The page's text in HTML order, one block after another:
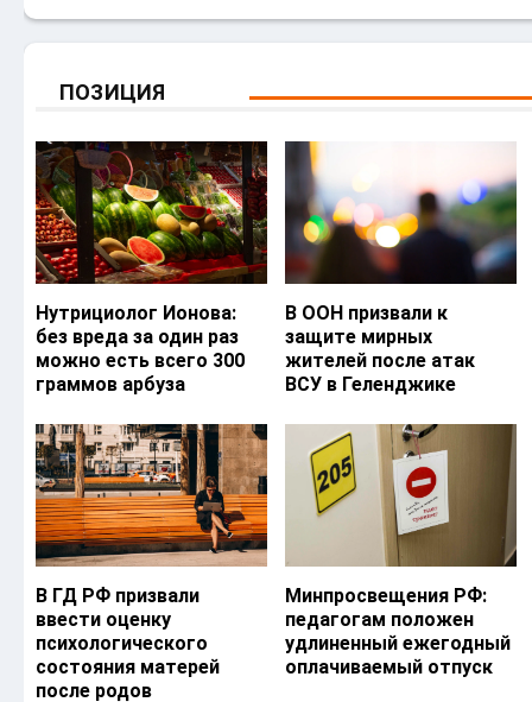
ПОЗИЦИЯ
Нутрициолог Ионова:
без вреда за один раз
можно есть всего 300
граммов арбуза
В ООН призвали к
защите мирных
жителей после атак
ВСУ в Геленджике
В ГД РФ призвали
ввести оценку
психологического
состояния матерей
после родов
Минпросвещения РФ:
педагогам положен
удлиненный ежегодный
оплачиваемый отпуск